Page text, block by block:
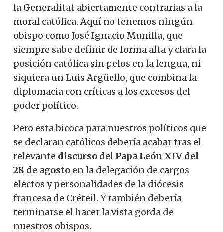
la Generalitat abiertamente contrarias a la
moral católica. Aquí no tenemos ningún
obispo como José Ignacio Munilla, que
siempre sabe definir de forma alta y clara la
posición católica sin pelos en la lengua, ni
siquiera un Luis Argüello, que combina la
diplomacia con críticas a los excesos del
poder político.
Pero esta bicoca para nuestros políticos que
se declaran católicos debería acabar tras el
relevante discurso del Papa León XIV del
28 de agosto en la delegación de cargos
electos y personalidades de la diócesis
francesa de Créteil. Y también debería
terminarse el hacer la vista gorda de
nuestros obispos.